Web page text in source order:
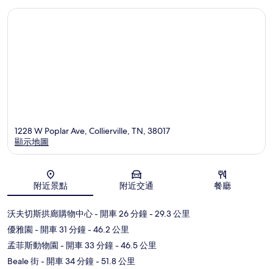
地圖
1228 W Poplar Ave, Collierville, TN, 38017
顯示地圖
附近景點 附近交通 餐廳
沃夫切斯拱廊購物中心- 開車 26 分鐘- 29.3 公里
優雅園 - 開車 31 分鐘- 46.2 公里
孟菲斯動物園 - 開車 33 分鐘- 46.5 公里
Beale 街- 開車 34 分鐘- 51.8 公里